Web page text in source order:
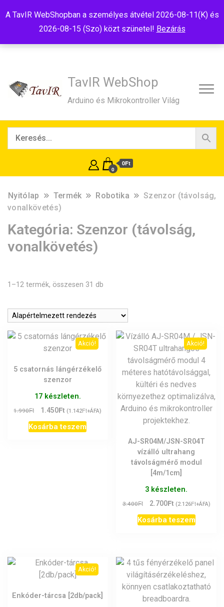
A TavIR WebShopban a személyes átvétel 2026-08-11(K) és
2026-08-15 (Szo) közt szünetel! Bezárás
TavIR WebShop
Arduino és Mikrokontroller Világ
0
0Ft
Nyitólap Termék Robotika
Szenzor (távolság,
vonalkövetés)
Kategória: Szenzor (távolság,
vonalkövetés)
1–12 termék, összesen 31 db
Akció!
5 csatornás lángérzékelő
szenzor
17 készleten.
1.990Ft
Original
price
was:
1.450Ft Current
price
is:
(1.142Ft+ÁFA)
Kosárba teszem
Akció!
AJ-SR04M/JSN-SR04T
vízálló ultrahang
távolságmérő modul
[4m/1cm]
3 készleten.
3.400Ft
Original
price
was:
2.700FtCurrent
price
is:
(2.126Ft+ÁFA)
Kosárba teszem
Akció!
Enkóder-tárcsa [2db/pack]